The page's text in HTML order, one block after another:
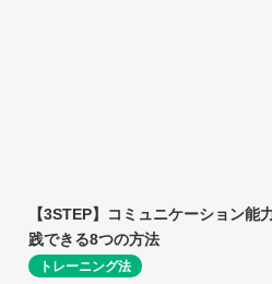
【3STEP】コミュニケーション能
践できる8つの方法
トレーニング法